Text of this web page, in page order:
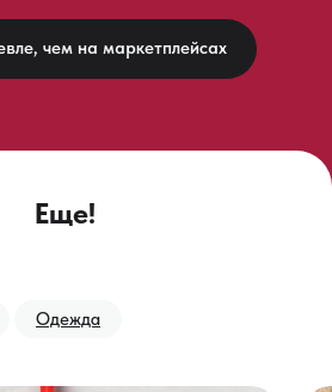
чем на маркетплейсах
Еще!
Одежда